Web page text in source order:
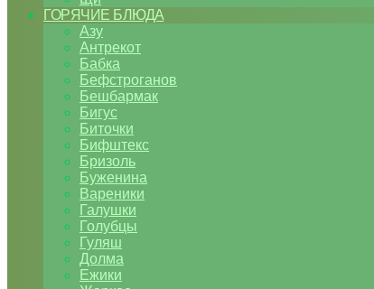
ГОРЯЧИЕ БЛЮДА
Азу
Антрекот
Бабка
Бефстроганов
Бешбармак
Бигус
Биточки
Бифштекс
Бризоль
Буженина
Вареники
Галушки
Голубцы
Гуляш
Долма
Ежики